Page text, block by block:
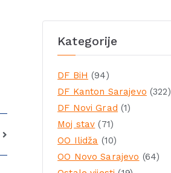
Kategorije
DF BiH (94)
DF Kanton Sarajevo (322)
DF Novi Grad (1)
Moj stav (71)
OO Ilidža (10)
OO Novo Sarajevo (64)